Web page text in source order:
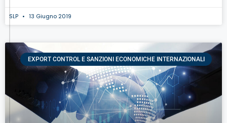
SLP 13 Giugno 2019
EXPORT CONTROL E SANZIONI ECONOMICHE INTERNAZIONALI